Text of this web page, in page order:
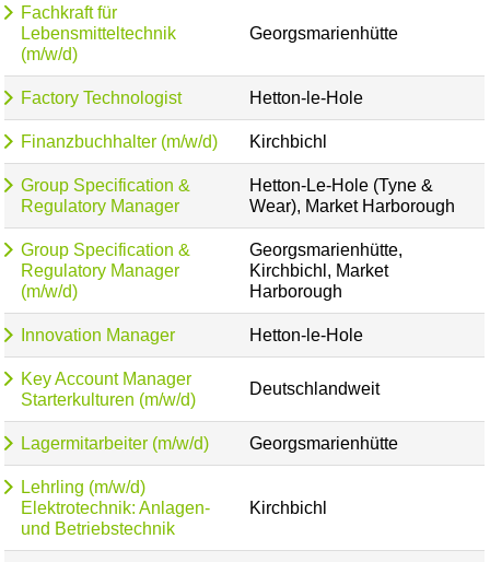
Fachkraft für
Lebensmitteltechnik
(m/w/d)
Georgsmarienhütte
Factory Technologist Hetton-le-Hole
Finanzbuchhalter (m/w/d) Kirchbichl
Group Specification &
Regulatory Manager
Hetton-Le-Hole (Tyne &
Wear), Market Harborough
Group Specification &
Regulatory Manager
(m/w/d)
Georgsmarienhütte,
Kirchbichl, Market
Harborough
Innovation Manager Hetton-le-Hole
Key Account Manager
Starterkulturen (m/w/d)
Deutschlandweit
Lagermitarbeiter (m/w/d) Georgsmarienhütte
Lehrling (m/w/d)
Elektrotechnik: Anlagen-
und Betriebstechnik
Kirchbichl